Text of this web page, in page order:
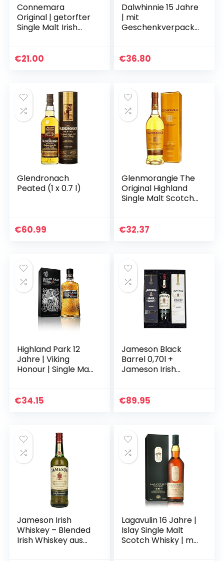
Connemara
Original | getorfter
Single Malt Irish
ng | mit rauchigen
€21.00
Dalwhinnie 15 Jahre
| mit
Geschenkverpacku
Highlands |
€36.80
Glendronach
Peated (1 x 0.7 l)
€60.99
Glenmorangie The
Original Highland
Single Malt Scotch
€32.37
Highland Park 12
Jahre | Viking
Honour | Single Malt
rauchiger
€34.15
Jameson Black
Barrel 0,70l +
Jameson Irish
0,70l in Präsentbox
€89.95
Jameson Irish
Whiskey – Blended
Irish Whiskey aus
Lagavulin 16 Jahre |
Islay Single Malt
Scotch Whisky | mit